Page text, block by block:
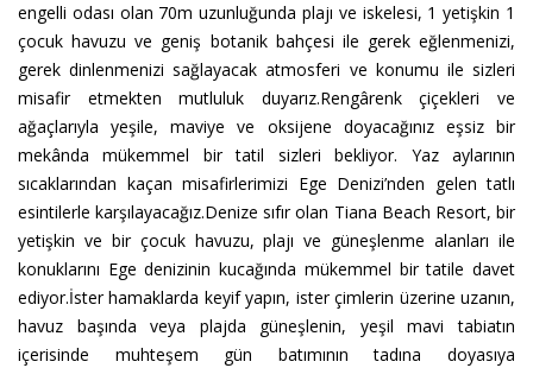
engelli odası olan 70m uzunluğunda plajı ve iskelesi, 1 yetişkin 1
çocuk havuzu ve geniş botanik bahçesi ile gerek eğlenmenizi,
gerek dinlenmenizi sağlayacak atmosferi ve konumu ile sizleri
misafir etmekten mutluluk duyarız.Rengârenk çiçekleri ve
ağaçlarıyla yeşile, maviye ve oksijene doyacağınız eşsiz bir
mekânda mükemmel bir tatil sizleri bekliyor. Yaz aylarının
sıcaklarından kaçan misafirlerimizi Ege Denizi’nden gelen tatlı
esintilerle karşılayacağız.Denize sıfır olan Tiana Beach Resort, bir
yetişkin ve bir çocuk havuzu, plajı ve güneşlenme alanları ile
konuklarını Ege denizinin kucağında mükemmel bir tatile davet
ediyor.İster hamaklarda keyif yapın, ister çimlerin üzerine uzanın,
havuz başında veya plajda güneşlenin, yeşil mavi tabiatın
içerisinde muhteşem gün batımının tadına doyasıya